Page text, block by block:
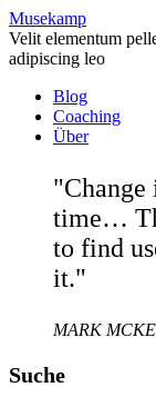
Musekamp
Velit elementum
adipiscing leo
Blog
Coaching
Über
"Change
time…
to find
it."
MARK
Suche